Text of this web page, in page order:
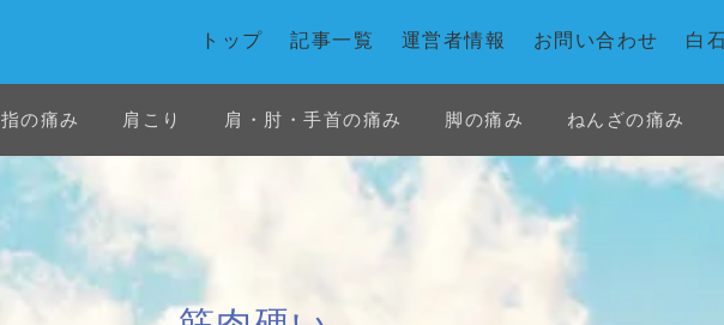
トップ 記事一覧 運営者情報 お問い合わせ 白
指の痛み 肩こり 肩・肘・手首の痛み 脚の痛み ねんざの痛み
首の痛み 交通事故